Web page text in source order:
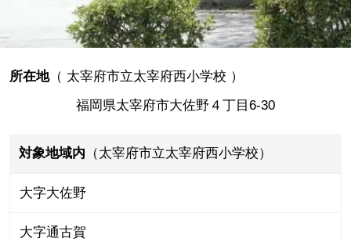
所在地（ 太宰府市立太宰府西小学校 ）
福岡県太宰府市大佐野４丁目6-30
対象地域内 （太宰府市立太宰府西小学校）
大字大佐野
大字通古賀